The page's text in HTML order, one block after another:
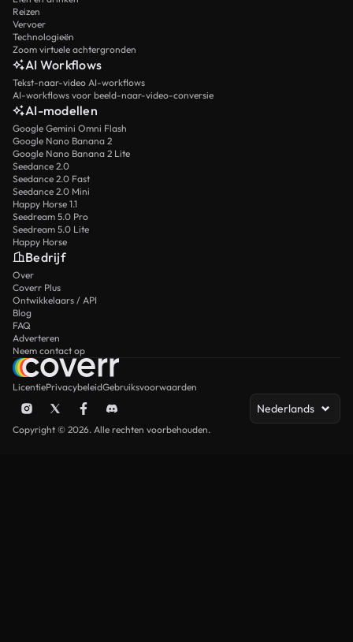
Reizen
Vervoer
Technologieën
Zoom virtuele achtergronden
AI Workflows
Tekst-naar-video AI-workflows
AI-workflows voor beeld-naar-video-conversie
AI-modellen
Google Gemini Omni Flash
Google Nano Banana 2
Google Nano Banana 2 Lite
Seedance 2.0
Seedance 2.0 Fast
Seedance 2.0 Mini
Happy Horse 1.1
Seedream 5.0 Pro
Seedream 5.0 Lite
Happy Horse
Bedrijf
Over
Coverr Plus
Ontwikkelaars / API
Blog
FAQ
Adverteren
Neem contact op
LicentiePrivacybeleidGebruiksvoorwaarden
Nederlands
Copyright © 2026. Alle rechten voorbehouden.